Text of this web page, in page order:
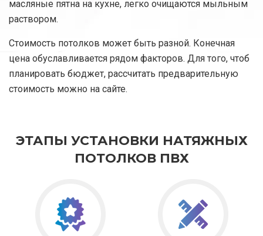
масляные пятна на кухне, легко очищаются мыльным
раствором.
Стоимость потолков может быть разной. Конечная
цена обуславливается рядом факторов. Для того, чтоб
планировать бюджет, рассчитать предварительную
стоимость можно на сайте.
ЭТАПЫ УСТАНОВКИ НАТЯЖНЫХ
ПОТОЛКОВ ПВХ